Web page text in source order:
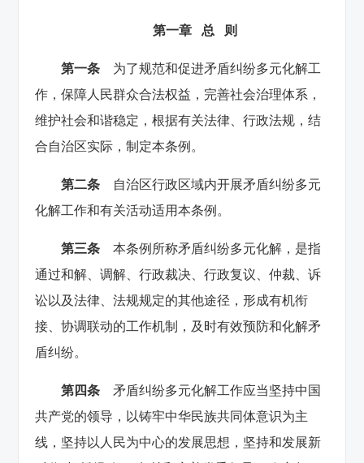
第一章 总 则
第一条 为了规范和促进矛盾纠纷多元化解工
作，保障人民群众合法权益，完善社会治理体系，
维护社会和谐稳定，根据有关法律、行政法规，结
合自治区实际，制定本条例。
第二条 自治区行政区域内开展矛盾纠纷多元
化解工作和有关活动适用本条例。
第三条 本条例所称矛盾纠纷多元化解，是指
通过和解、调解、行政裁决、行政复议、仲裁、诉
讼以及法律、法规规定的其他途径，形成有机衔
接、协调联动的工作机制，及时有效预防和化解矛
盾纠纷。
第四条 矛盾纠纷多元化解工作应当坚持中国
共产党的领导，以铸牢中华民族共同体意识为主
线，坚持以人民为中心的发展思想，坚持和发展新